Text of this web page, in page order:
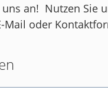
an! Nutzen
oder